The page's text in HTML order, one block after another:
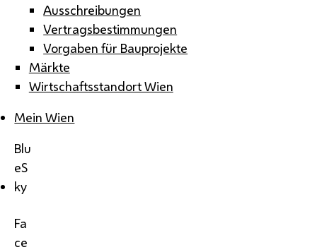
Ausschreibungen
Vertragsbestimmungen
Vorgaben für Bauprojekte
Märkte
Wirtschaftsstandort Wien
Mein Wien
Blu
eS
ky
Fa
ce